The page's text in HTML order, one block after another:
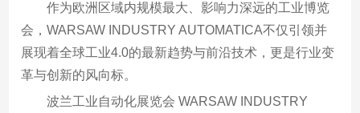
作为欧洲区域内规模最大、影响力深远的工业博览
会，WARSAW INDUSTRY AUTOMATICA不仅引领并
展现着全球工业4.0的最新趋势与前沿技术，更是行业变
革与创新的风向标。
波兰工业自动化展览会 WARSAW INDUSTRY